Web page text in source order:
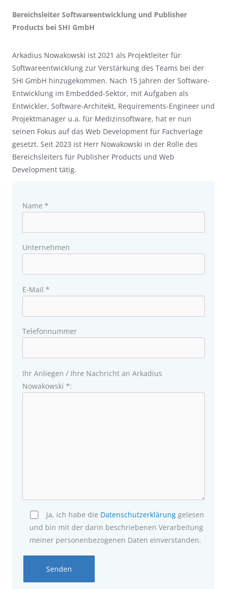
Bereichsleiter Softwareentwicklung und Publisher
Products bei SHI GmbH
Arkadius Nowakowski ist 2021 als Projektleiter für
Softwareentwicklung zur Verstärkung des Teams bei der
SHI GmbH hinzugekommen. Nach 15 Jahren der Software-
Entwicklung im Embedded-Sektor, mit Aufgaben als
Entwickler, Software-Architekt, Requirements-Engineer und
Projektmanager u.a. für Medizinsoftware, hat er nun
seinen Fokus auf das Web Development für Fachverlage
gesetzt. Seit 2023 ist Herr Nowakowski in der Rolle des
Bereichsleiters für Publisher Products und Web
Development tätig.
Name *
Unternehmen
E-Mail *
Telefonnummer
Ihr Anliegen / Ihre Nachricht an Arkadius
Nowakowski *:
Ja, ich habe die Datenschutzerklärunggelesen
und bin mit der darin beschriebenen Verarbeitung
meiner personenbezogenen Daten einverstanden.